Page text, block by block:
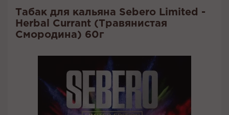
Табак для кальяна Sebero Limited -
Herbal Currant (Травянистая
Смородина) 60г